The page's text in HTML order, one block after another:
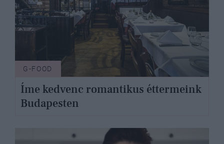
G-FOOD
Íme kedvenc romantikus éttermeink
Budapesten